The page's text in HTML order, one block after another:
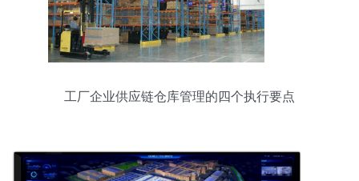
工厂企业供应链仓库管理的四个执行要点